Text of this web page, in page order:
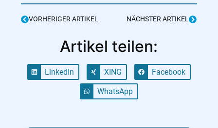
VORHERIGER ARTIKEL NÄCHSTER ARTIKEL
Artikel teilen:
LinkedIn XING Facebook
WhatsApp